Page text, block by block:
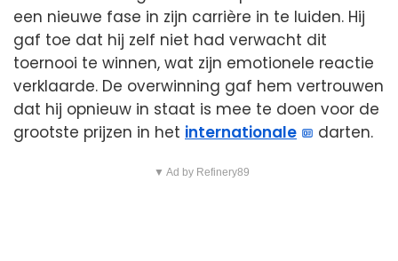
een nieuwe fase in zijn carrière in te luiden. Hij
gaf toe dat hij zelf niet had verwacht dit
toernooi te winnen, wat zijn emotionele reactie
verklaarde. De overwinning gaf hem vertrouwen
dat hij opnieuw in staat is mee te doen voor de
grootste prijzen in het internationale darten.
▼ Ad by Refinery89